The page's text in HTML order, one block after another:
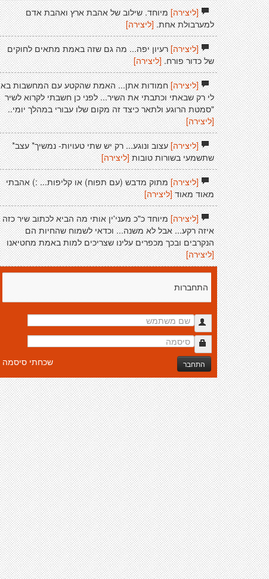
[ליצירה]מיוחד. שילוב של אהבת ארץ ואהבת אדם
למערבולת אחת. [ליצירה]
[ליצירה]רעיון יפה... מה גם שזה באמת מתאים לחוקים
של כדור פורח.[ליצירה]
[ליצירה]חמודות אתן... האמת שהקטע עם המחשבות בא
לי רק שבאתי וכתבתי את השיר... לפני כן חשבתי לקרוא לשיר
"סמטת הרוגע ולתאר כיצד זה מקום שלו עבורי במהלך יומי..
[ליצירה]
[ליצירה]עצוב ונוגע... רק יש שתי טעויות- נמשיך* עצב*
שתשמעי בשורות טובות [ליצירה]
[ליצירה]מתוק מדבש (עם תפוח) או קליפות... :) אהבתי
מאוד מאוד [ליצירה]
[ליצירה]מיוחד כ"כ מעני'ין אותי מה הביא לכתוב שיר כזה
איזה רקע... אבל לא משנה... וכדאי לשמוח שהחיות הם
הנקרבים ובכך מכפרים עלינו שצריכים למות באמת מחטיאנו
[ליצירה]
התחברות
התחבר שכחתי סיסמה